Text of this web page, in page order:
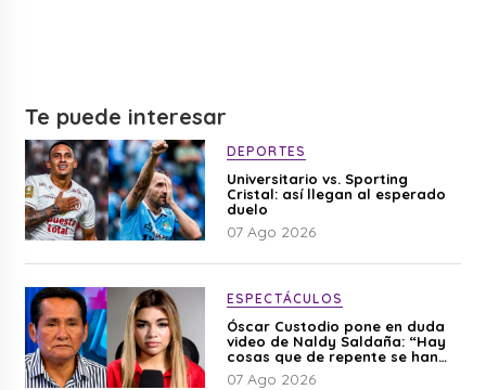
Te puede interesar
DEPORTES
Universitario vs. Sporting
Cristal: así llegan al esperado
duelo
07 Ago 2026
ESPECTÁCULOS
Óscar Custodio pone en duda
video de Naldy Saldaña: “Hay
cosas que de repente se han
editado”
07 Ago 2026